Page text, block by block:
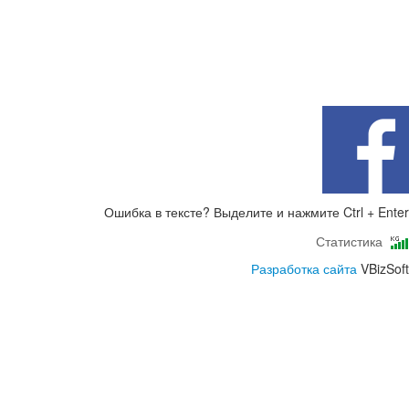
Ошибка в тексте? Выделите и нажмите Ctrl + Enter
Статистика
Разработка сайтаVBizSoft